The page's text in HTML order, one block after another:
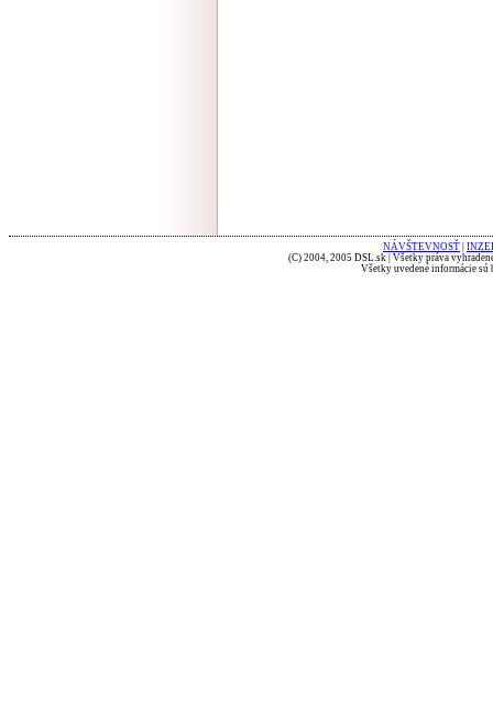
NÁVŠTEVNOSŤ
(C) 2004, 2005 DSL.sk | Všetky práva
Všetky uvedené informácie sú